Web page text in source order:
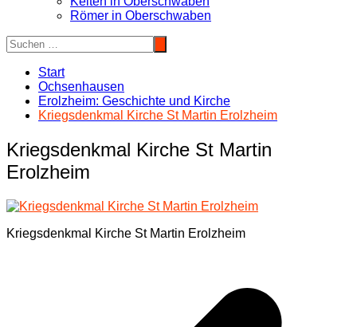
Römer in Oberschwaben
Start
Ochsenhausen
Erolzheim: Geschichte und Kirche
Kriegsdenkmal Kirche St Martin Erolzheim
Kriegsdenkmal Kirche St Martin
Erolzheim
Kriegsdenkmal Kirche St Martin Erolzheim